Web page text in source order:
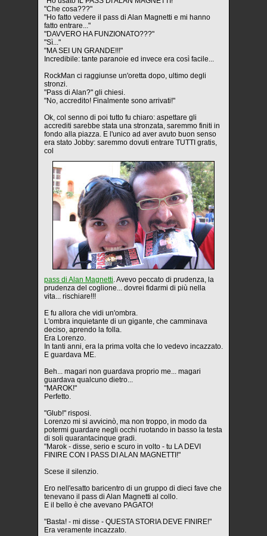
"Che cosa???"
"Ho fatto vedere il pass di Alan Magnetti e mi hanno
fatto entrare..."
"DAVVERO HA FUNZIONATO???"
"Sì..."
"MA SEI UN GRANDE!!!"
Incredibile: tante paranoie ed invece era così facile...
RockMan ci raggiunse un'oretta dopo, ultimo degli
stronzi.
"Pass di Alan?" gli chiesi.
"No, accredito! Finalmente sono arrivati!"
Ok, col senno di poi tutto fu chiaro: aspettare gli
accrediti sarebbe stata una stronzata, saremmo finiti in
fondo alla piazza. E l'unico ad aver avuto buon senso
era stato Jobby: saremmo dovuti entrare TUTTI gratis,
col
pass di Alan Magnetti. Avevo peccato di prudenza, la
prudenza del coglione... dovrei fidarmi di più nella
vita... rischiare!!!
E fu allora che vidi un'ombra.
L'ombra inquietante di un gigante, che camminava
deciso, aprendo la folla.
Era Lorenzo.
In tanti anni, era la prima volta che lo vedevo incazzato.
E guardava ME.
Beh... magari non guardava proprio me... magari
guardava qualcuno dietro...
"MAROK!"
Perfetto.
"Glub!" risposi.
Lorenzo mi si avvicinò, ma non troppo, in modo da
potermi guardare negli occhi ruotando in basso la testa
di soli quarantacinque gradi.
"Marok - disse, serio e scuro in volto - tu LA DEVI
FINIRE CON I PASS DI ALAN MAGNETTI!"
Scese il silenzio.
Ero nell'esatto baricentro di un gruppo di dieci fave che
tenevano il pass di Alan Magnetti al collo.
E il bello è che avevano PAGATO!
"Basta! - mi disse - QUESTA STORIA DEVE FINIRE!"
Era veramente incazzato.